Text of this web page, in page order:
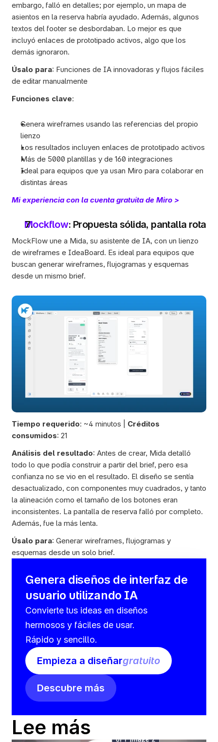
embargo, falló en detalles; por ejemplo, un mapa de
asientos en la reserva habría ayudado. Además, algunos
textos del footer se desbordaban. Lo mejor es que
incluyó enlaces de prototipado activos, algo que los
demás ignoraron.
Úsalo para: Funciones de IA innovadoras y flujos fáciles
de editar manualmente
Funciones clave:
Genera wireframes usando las referencias del propio
lienzo
Los resultados incluyen enlaces de prototipado activos
Más de 5000 plantillas y de 160 integraciones
Ideal para equipos que ya usan Miro para colaborar en
distintas áreas
Mi experiencia con la cuenta gratuita de Miro >
Mockflow: Propuesta sólida, pantalla rota
MockFlow une a Mida, su asistente de IA, con un lienzo
de wireframes e IdeaBoard. Es ideal para equipos que
buscan generar wireframes, flujogramas y esquemas
desde un mismo brief.
Tiempo requerido: ~4 minutos | Créditos
consumidos: 21
Análisis del resultado: Antes de crear, Mida detalló
todo lo que podía construir a partir del brief, pero esa
confianza no se vio en el resultado. El diseño se sentía
desactualizado, con componentes muy cuadrados, y tanto
la alineación como el tamaño de los botones eran
inconsistentes. La pantalla de reserva falló por completo.
Además, fue la más lenta.
Úsalo para: Generar wireframes, flujogramas y
esquemas desde un solo brief.
Genera diseños de interfaz de
usuario utilizando IA
Convierte tus ideas en diseños
hermosos y fáciles de usar.
Rápido y sencillo.
Empieza a diseñargratuito
Descubre más
Lee más